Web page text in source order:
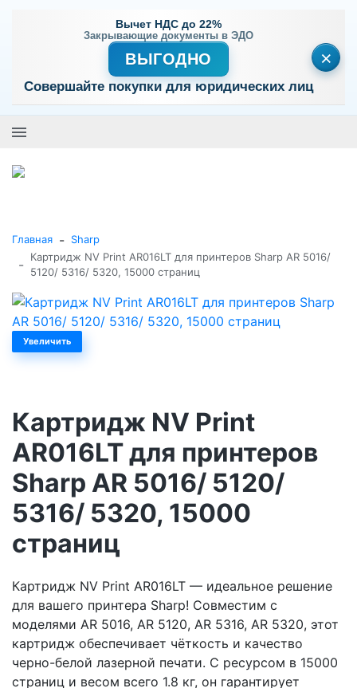
Вычет НДС до 22%
Закрывающие документы в ЭДО
ВЫГОДНО
Совершайте покупки для юридических лиц
×
Главная - Sharp
-
Картридж NV Print AR016LT для принтеров Sharp AR 5016/
5120/ 5316/ 5320, 15000 страниц
Увеличить
Картридж NV Print
AR016LT для принтеров
Sharp AR 5016/ 5120/
5316/ 5320, 15000
страниц
Картридж NV Print AR016LT — идеальное решение
для вашего принтера Sharp! Совместим с
моделями AR 5016, AR 5120, AR 5316, AR 5320, этот
картридж обеспечивает чёткость и качество
черно-белой лазерной печати. С ресурсом в 15000
страниц и весом всего 1.8 кг, он гарантирует